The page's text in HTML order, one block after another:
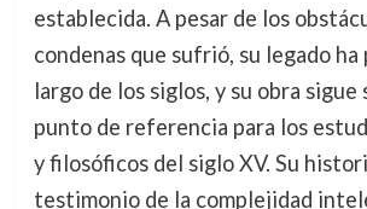
establecida. A pesar de los
condenas que sufrió, su legado ha
largo de los siglos, y su obra sigue
punto de referencia para los
y filosóficos del siglo XV. Su
testimonio de la complejidad